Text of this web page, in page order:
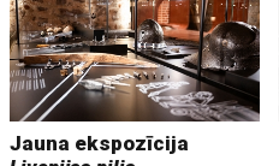
Jauna ekspozīcija